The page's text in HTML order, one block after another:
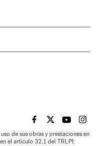
EL PAÍS BRASIL EN
EL PAÍSEL PAÍS
EL
de sus obras y prestaciones en
el artículo 32.1 del TRLPI;